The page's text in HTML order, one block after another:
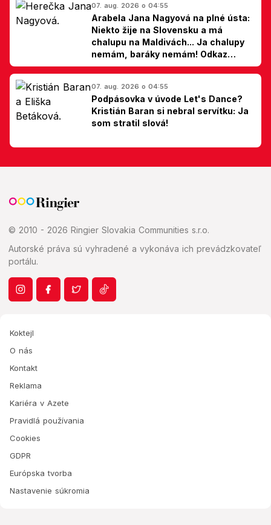
07. aug. 2026 o 04:55
Arabela Jana Nagyová na plné ústa:
Niekto žije na Slovensku a má
chalupu na Maldivách... Ja chalupy
nemám, baráky nemám! Odkaz
Slovákom
07. aug. 2026 o 04:55
Podpásovka v úvode Let's Dance?
Kristián Baran si nebral servítku: Ja
som stratil slová!
© 2010 - 2026 Ringier Slovakia Communities s.r.o.
Autorské práva sú vyhradené a vykonáva ich prevádzkovateľ
portálu.
Koktejl
O nás
Kontakt
Reklama
Kariéra v Azete
Pravidlá používania
Cookies
GDPR
Európska tvorba
Nastavenie súkromia